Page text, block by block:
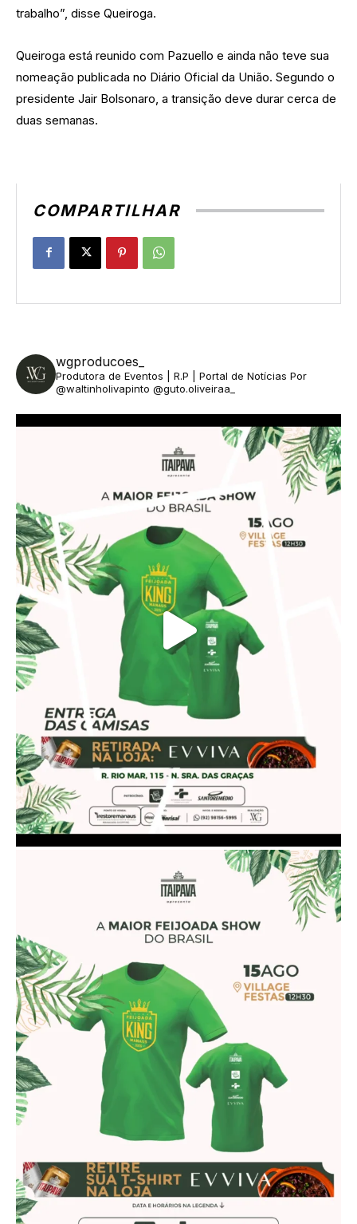
trabalho”, disse Queiroga.
Queiroga está reunido com Pazuello e ainda não teve sua
nomeação publicada no Diário Oficial da União. Segundo o
presidente Jair Bolsonaro, a transição deve durar cerca de
duas semanas.
COMPARTILHAR
wgproducoes_
Produtora de Eventos | R.P | Portal de Notícias Por
@waltinholivapinto @guto.oliveiraa_